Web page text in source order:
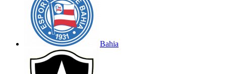
Bahia